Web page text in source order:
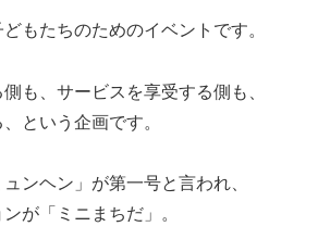
もたちのためのイベントです。
も、サービスを享受する側も、
という企画です。
ンヘン」が第一号と言われ、
が「ミニまちだ」。